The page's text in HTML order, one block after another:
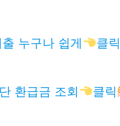
누구나 쉽게 클릭
환급금 조회 클릭